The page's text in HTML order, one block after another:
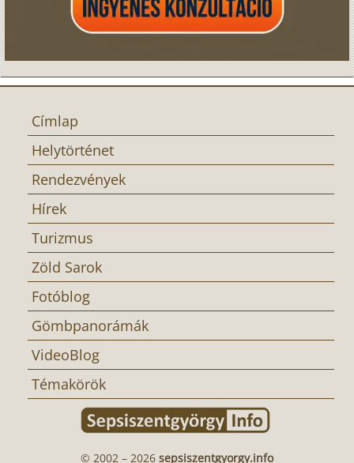
Címlap
Helytörténet
Rendezvények
Hírek
Turizmus
Zöld Sarok
Fotóblog
Gömbpanorámák
VideoBlog
Témakörök
© 2002 – 2026 sepsiszentgyorgy.info